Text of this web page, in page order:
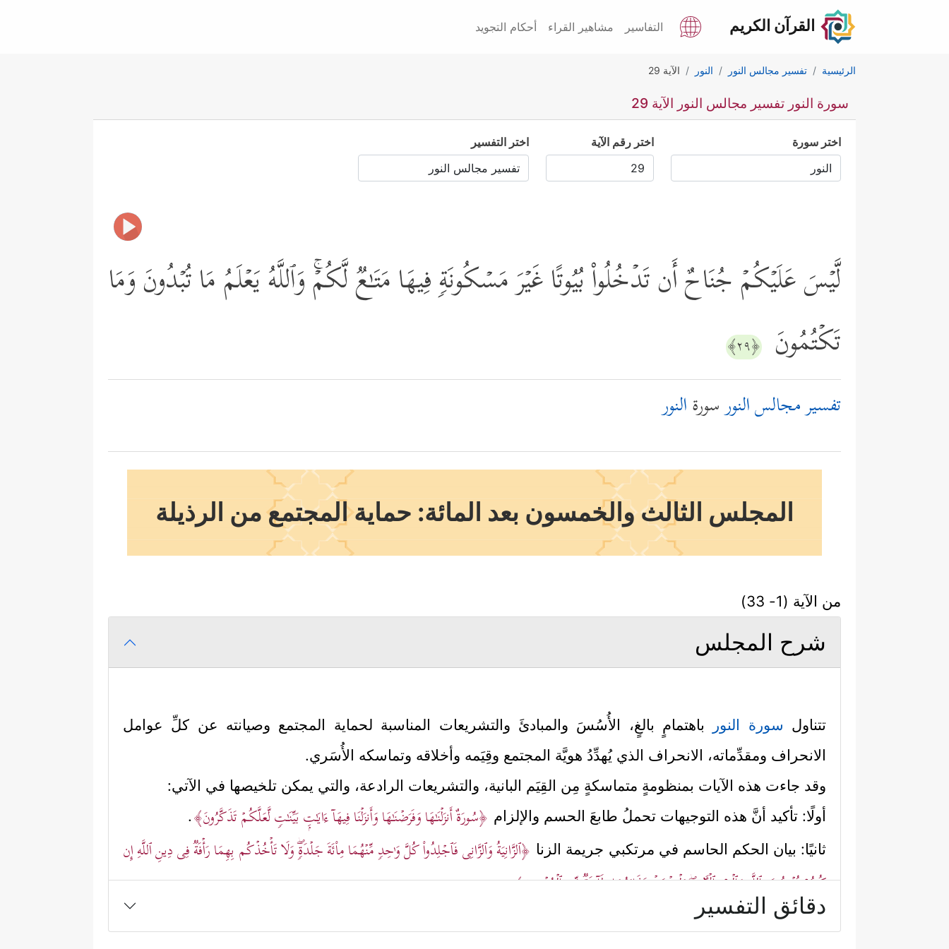
القرآن الكريم التفاسير مشاهير القراء أحكام التجويد
الرئيسية تفسير مجالس النور النور الآية 29
سورة النور تفسير مجالس النور الآية 29
اختر سورة اختر رقم الآية اختر التفسير
لَّیۡسَ عَلَیۡكُمۡ جُنَاحٌ أَن تَدۡخُلُواْ بُیُوتًا غَیۡرَ مَسۡكُونَةࣲ فِیهَا مَتَـٰعࣱ لَّكُمۡۚ وَٱللَّهُ یَعۡلَمُ مَا تُبۡدُونَ وَمَا
تَكۡتُمُونَ ﴿٢٩﴾
تفسير مجالس النورسورةالنور
المجلس الثالث والخمسون بعد المائة: حماية المجتمع من الرذيلة
من الآية (1- 33)
شرح المجلس
تتناول سورة النور
باهتمامٍ بالغٍ، الأُسُسَ والمبادئَ والتشريعات المناسبة لحماية المجتمع وصيانته عن كلِّ عوامل
الانحراف ومقدِّماته، الانحراف الذي يُهدِّدُ هويَّة المجتمع وقِيَمه وأخلاقه وتماسكه الأُسَري.
وقد جاءت هذه الآيات بمنظومةٍ متماسكةٍ مِن القِيَم البانية، والتشريعات الرادعة، والتي يمكن تلخيصها في الآتي:
أولًا: تأكيد أنَّ هذه التوجيهات تحملُ طابعَ الحسم والإلزام ﴿سُورَةٌ أَنزَلۡنَـٰهَا وَفَرَضۡنَـٰهَا وَأَنزَلۡنَا فِیهَاۤ ءَایَـٰتِۭ بَیِّنَـٰتࣲ لَّعَلَّكُمۡ تَذَكَّرُونَ﴾ .
ثانيًا: بيان الحكم الحاسم في مرتكبي جريمة الزنا ﴿ٱلزَّانِیَةُ وَٱلزَّانِی فَٱجۡلِدُواْ كُلَّ وَ ٰ⁠حِدࣲ مِّنۡهُمَا مِاْئَةَ جَلۡدَةࣲۖ وَلَا تَأۡخُذۡكُم بِهِمَا رَأۡفَةࣱ فِی دِینِ ٱللَّهِ إِن
كُنتُمۡ تُؤۡمِنُونَ بِٱللَّهِ وَٱلۡیَوۡمِ ٱلۡـَٔاخِرِۖ وَلۡیَشۡهَدۡ عَذَابَهُمَا طَاۤىِٕفَةࣱ مِّنَ ٱلۡمُؤۡمِنِینَ﴾.
ثالثًا: بيان الحكم الحاسم في مُروِّجي الأخبار والاتهامات الباطلة بحقِّ الأبرياء دون بيِّنة كافية
دقائق التفسير